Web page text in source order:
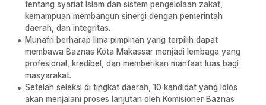
tentang syariat Islam dan sistem pengelolaan zakat,
kemampuan membangun sinergi dengan pemerintah
daerah, dan integritas.
Munafri berharap lima pimpinan yang terpilih dapat
membawa Baznas Kota Makassar menjadi lembaga yang
profesional, kredibel, dan memberikan manfaat luas bagi
masyarakat.
Setelah seleksi di tingkat daerah, 10 kandidat yang lolos
akan menjalani proses lanjutan oleh Komisioner Baznas